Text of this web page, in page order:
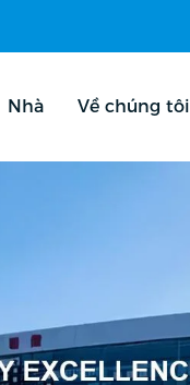
Nhà Về chúng tôi